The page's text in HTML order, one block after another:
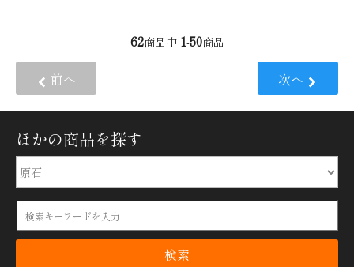
62商品中 1-50商品
前へ 次へ
ほかの商品を探す
検索